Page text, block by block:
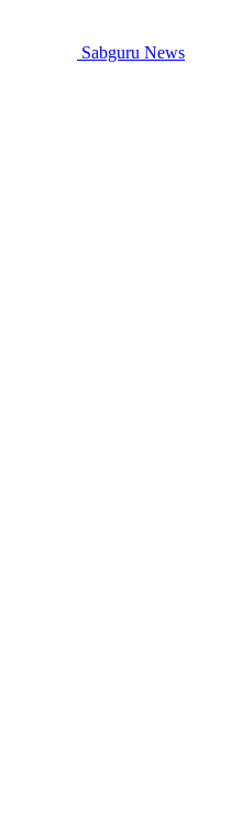
Sabguru News